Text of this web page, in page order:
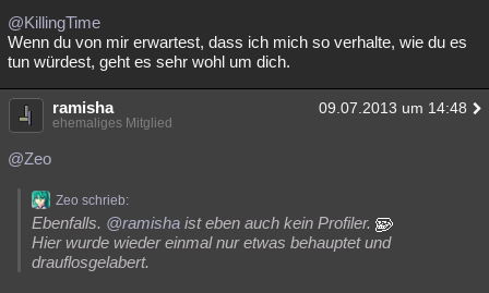
Übersichten
Besucht Teilgenommen Alle Neue
Lesenswert
@KillingTime
Wenn du von mir erwartest, dass ich mich so verhalte, wie du es
tun würdest, geht es sehr wohl um dich.
ramisha 09.07.2013 um 14:48
ehemaliges Mitglied
@Zeo
Zeo schrieb:
Ebenfalls. @ramisha ist eben auch kein Profiler.
Hier wurde wieder einmal nur etwas behauptet und
drauflosgelabert.